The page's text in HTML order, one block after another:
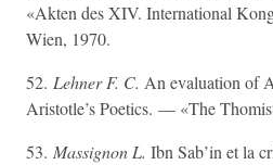
«Akten des XIV. International
Wien, 1970.
52. Lehner F. C. An evaluation of
Aristotle’s Poetics. — «The
53. Massignon L. Ibn Sab’in et la